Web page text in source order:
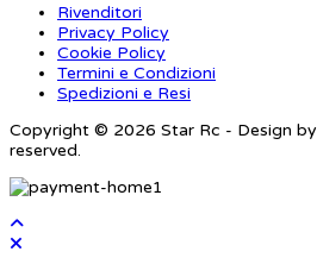
Rivenditori
Privacy Policy
Cookie Policy
Termini e Condizioni
Spedizioni e Resi
Copyright © 2026 Star Rc - Design by
reserved.